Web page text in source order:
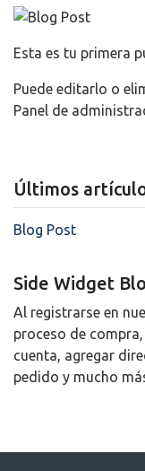
Esta es tu primera
Puede editarlo o
Panel de
Últimos
Blog Post
Side Widget
Al registrarse en
proceso de
cuenta, agregar
pedido y mucho